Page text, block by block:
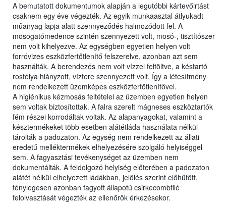
A bemutatott dokumentumok alapján a legutóbbi kártevőirtást
csaknem egy éve végezték. Az egyik munkaasztal átlyukadt
műanyag lapja alatt szennyeződés halmozódott fel. A
mosogatómedence szintén szennyezett volt, mosó-, tisztítószer
nem volt kihelyezve. Az egységben egyetlen helyen volt
forróvizes eszközfertőtlenítő felszerelve, azonban azt sem
használták. A berendezés nem volt vízzel feltöltve, a késtartó
rostélya hiányzott, víztere szennyezett volt. Így a létesítmény
nem rendelkezett üzemképes eszközfertőtlenítővel.
A higiénikus kézmosás feltételei az üzemben egyetlen helyen
sem voltak biztosítottak. A falra szerelt mágneses eszköztartók
fém részei korrodáltak voltak. Az alapanyagokat, valamint a
késztermékeket több esetben alátétláda használata nélkül
tárolták a padozaton. Az egység nem rendelkezett az állati
eredetű melléktermékek elhelyezésére szolgáló helyiséggel
sem. A fagyasztási tevékenységet az üzemben nem
dokumentálták. A feldolgozó helyiség előterében a padozaton
alátét nélkül elhelyezett ládákban, jelölés szerint előhűtött,
ténylegesen azonban fagyott állapotú csirkecombfilé
felolvasztását végezték az ellenőrök érkezésekor.